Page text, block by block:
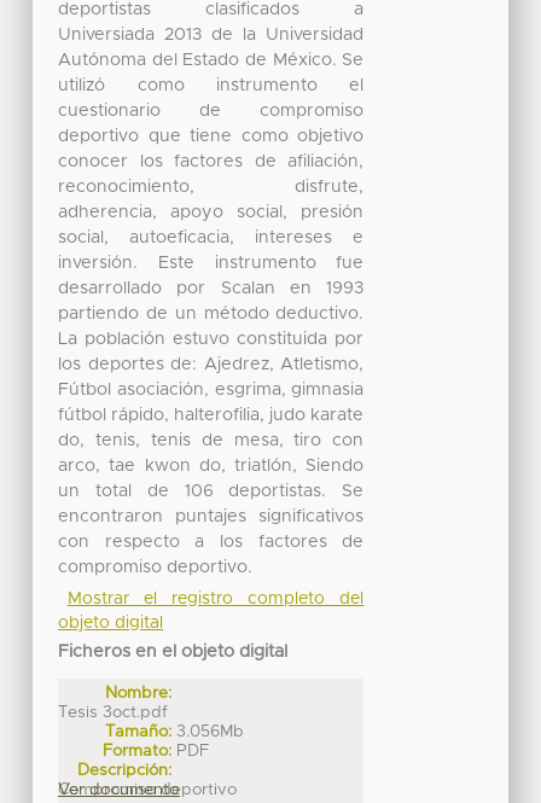
deportistas clasificados a
Universiada 2013 de la Universidad
Autónoma del Estado de México. Se
utilizó como instrumento el
cuestionario de compromiso
deportivo que tiene como objetivo
conocer los factores de afiliación,
reconocimiento, disfrute,
adherencia, apoyo social, presión
social, autoeficacia, intereses e
inversión. Este instrumento fue
desarrollado por Scalan en 1993
partiendo de un método deductivo.
La población estuvo constituida por
los deportes de: Ajedrez, Atletismo,
Fútbol asociación, esgrima, gimnasia
fútbol rápido, halterofilia, judo karate
do, tenis, tenis de mesa, tiro con
arco, tae kwon do, triatlón, Siendo
un total de 106 deportistas. Se
encontraron puntajes significativos
con respecto a los factores de
compromiso deportivo.
Mostrar el registro completo del
objeto digital
Ficheros en el objeto digital
Nombre:
Tesis 3oct.pdf
Tamaño: 3.056Mb
Formato: PDF
Descripción:
Compromiso deportivo
Ver documento